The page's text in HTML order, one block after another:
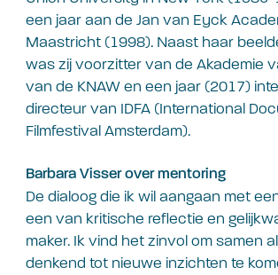
een jaar aan de Jan van Eyck
Maastricht (1998). Naast haar
was zij voorzitter van de Akademie
van de KNAW en een jaar (2017)
directeur van IDFA (International
Filmfestival Amsterdam).
Barbara Visser over mentoring
De dialoog die ik wil aangaan met
een van kritische reflectie en
maker. Ik vind het zinvol om samen
denkend tot nieuwe inzichten te